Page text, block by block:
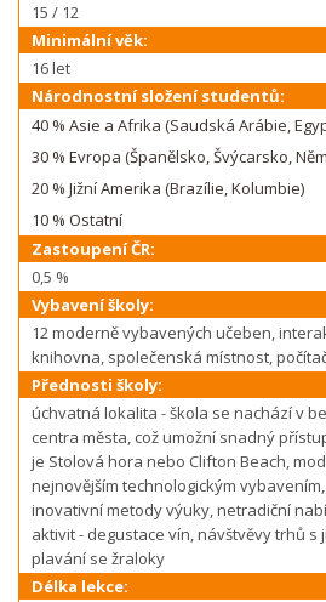
15 / 12
Minimální věk:
16 let
Národnostní složení studentů:
40 % Asie a Afrika (Saudská Arábie,
30 % Evropa (Španělsko, Švýcarsko,
20 % Jižní Amerika (Brazílie, Kolumbie)
10 % Ostatní
Zastoupení ČR:
0,5 %
Vybavení školy:
12 moderně vybavených učeben,
knihovna, společenská místnost,
Přednosti školy:
úchvatná lokalita - škola se nachází v
centra města, což umožní snadný
je Stolová hora nebo Clifton Beach,
nejnovějším technologickým
inovativní metody výuky, netradiční
aktivit - degustace vín, návštvěvy trhů s
plavání se žraloky
Délka lekce: